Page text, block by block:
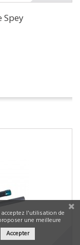
Spey
l'utilisation de
une meilleure
Accepter